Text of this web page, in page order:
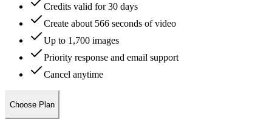
Credits valid for 30 days
Create about 566 seconds of video
Up to 1,700 images
Priority response and email support
Cancel anytime
Choose Plan